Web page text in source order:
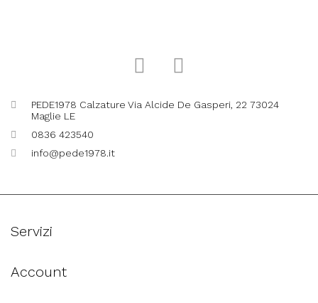
PEDE1978 Calzature Via Alcide De Gasperi, 22 73024
Maglie LE
0836 423540
info@pede1978.it
Servizi
Account